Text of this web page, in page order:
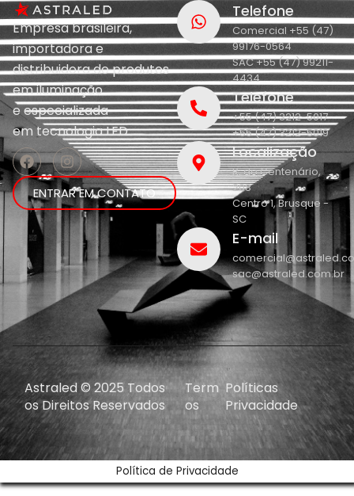
Empresa brasileira,
importadora e
distribuidora de produtos
em iluminação
eespecializada
emtecnologia LED.
ENTRAR EM CONTATO
Telefone
Comercial +55 (47)
99176-0564
SAC +55 (47) 99211-
4434
Telefone
+55 (47) 3212-5017
+55 (47) 3212-5019
Localização
R. do Centenário,
208
Centro 1, Brusque -
SC
E-mail
sac@astraled.com.br
Astraled © 2025 Todos
os Direitos Reservados
Term
os
Políticas
Privacidade
Política de Privacidade